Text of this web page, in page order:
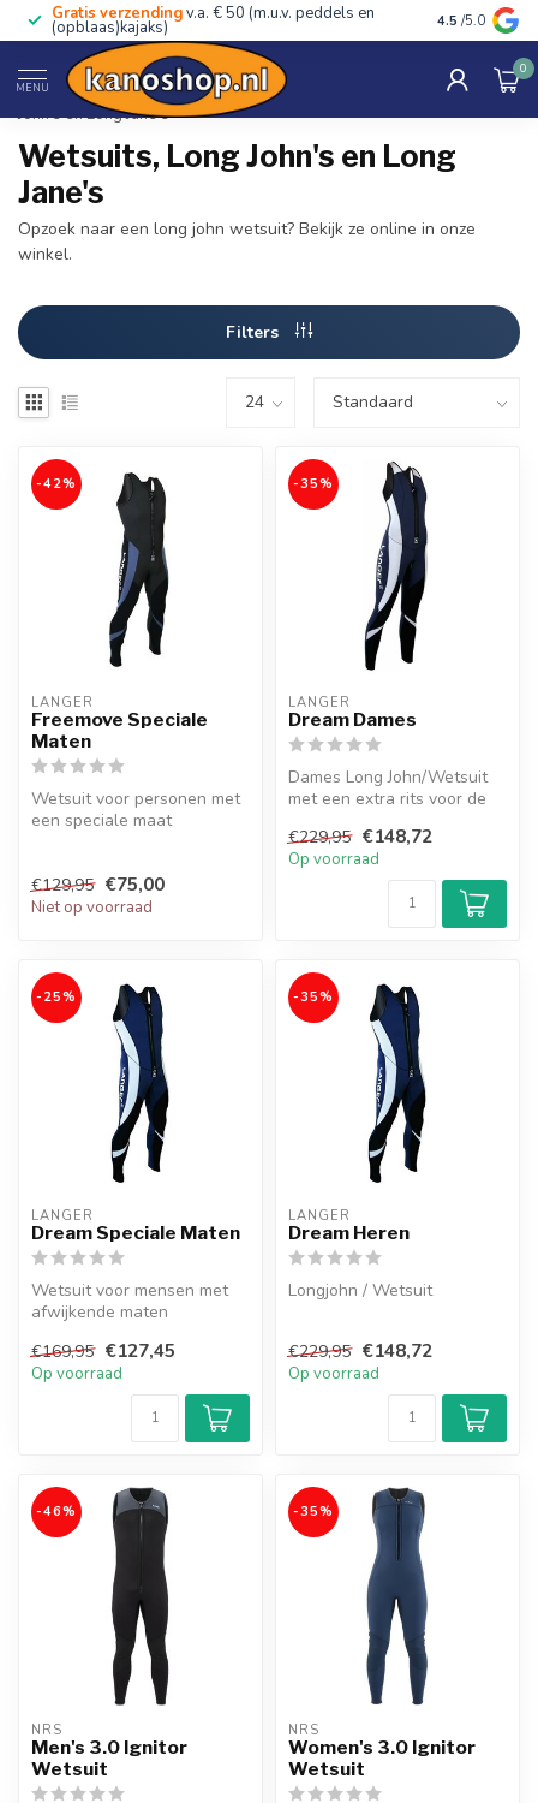
Gratis verzendingv.a. € 50 (m.u.v. peddels en
(opblaas)kajaks) Advies van
4.5 /5.0
MENU
0
Home / Kleding / Wetsuits & neopreen
Wetsuits, Long
John's en Long Jane's
Wetsuits, Long John's en Long
Jane's
Opzoek naar een long john wetsuit? Bekijk ze online in onze
winkel.
Filters
-42%
LANGER
Freemove Speciale
Maten
Wetsuit voor personen met
een speciale maat
€129,95 €75,00
Niet op voorraad
-35%
LANGER
Dream Dames
Dames Long John/Wetsuit
met een extra rits voor de
€229,95 €148,72
Op voorraad
-25%
LANGER
Dream Speciale Maten
Wetsuit voor mensen met
afwijkende maten
€169,95 €127,45
Op voorraad
-35%
LANGER
Dream Heren
Longjohn / Wetsuit
€229,95 €148,72
Op voorraad
-46%
NRS
Men's 3.0 Ignitor
Wetsuit
-35%
NRS
Women's 3.0 Ignitor
Wetsuit